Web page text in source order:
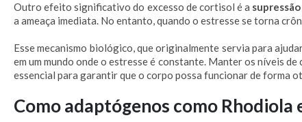
Outro efeito significativo do excesso de cortisol é a
a ameaça imediata. No entanto, quando o estresse se torna
Esse mecanismo biológico, que originalmente servia para
em um mundo onde o estresse é constante. Manter os níveis
essencial para garantir que o corpo possa funcionar de forma
Como adaptógenos como